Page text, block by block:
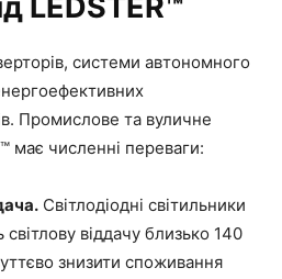
LEDSTER™
системи автономного
Промислове та вуличне
має численні переваги:
Світлодіодні світильники
віддачу близько 140
знизити споживання